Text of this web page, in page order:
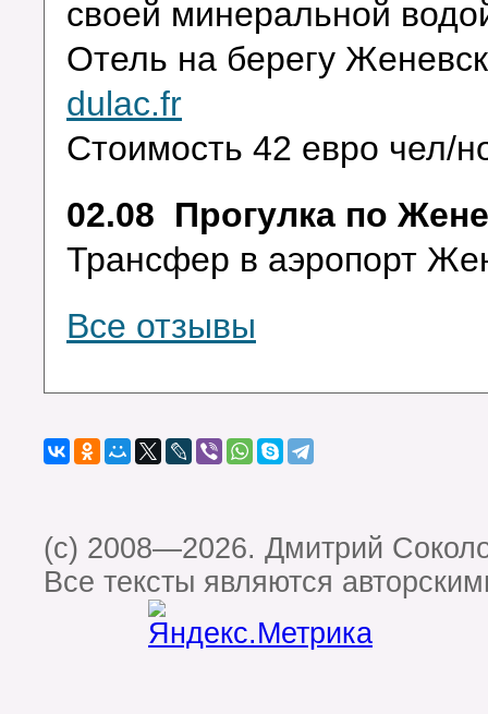
своей минеральной
Отель на берегу
dulac.fr
Стоимость 42 евро чел/
02.08 Прогулка по
Трансфер в аэропорт
Все отзывы
(c) 2008—2026. Дмитрий
Все тексты являются